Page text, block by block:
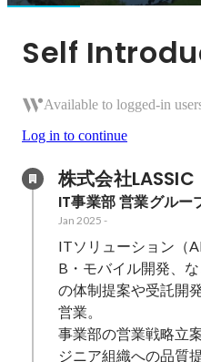
Self
Available to logged-in
Log in to continue
株式会社LASSIC
IT事業部 営業グルー
Jan 2025 -
ITソリューション（
B・モバイル開発、
の体制提案や受託開
営業。
事業部の営業戦略立
ジニア組織への品質提